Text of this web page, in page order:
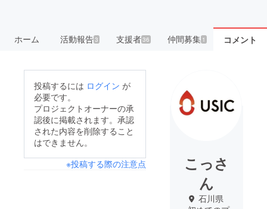
ホーム 活動報告3 支援者36 仲間募集 1 コメント
投稿するには ログイン が
必要です。
プロジェクトオーナーの承
認後に掲載されます。承認
された内容を削除すること
はできません。
※投稿する際の注意点
こっさ
ん
石川県